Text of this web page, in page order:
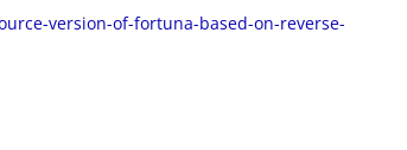
version-of-fortuna-based-on-reverse-